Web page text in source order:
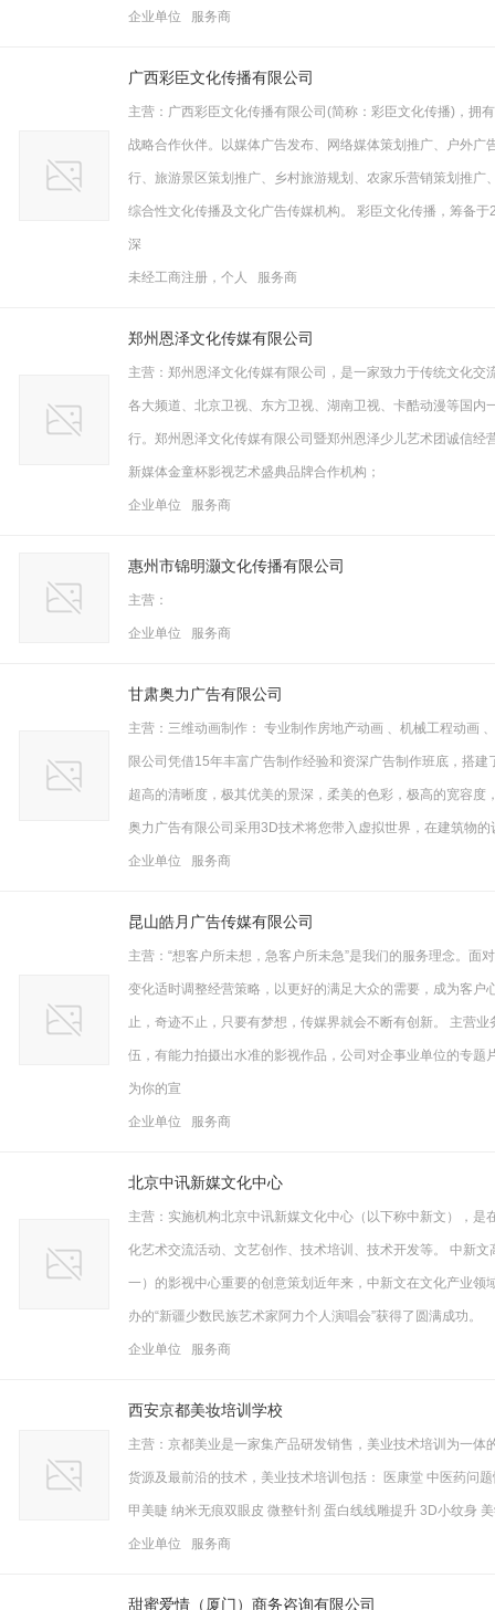
企业单位 服务商
广西彩臣文化传播有限公司
主营：广西彩臣文化传播有限公司(简称：彩臣文化传播)，拥
战略合作伙伴。以媒体广告发布、网络媒体策划推广、户外
行、旅游景区策划推广、乡村旅游规划、农家乐营销策划推
综合性文化传播及文化广告传媒机构。 彩臣文化传播，筹备
深
未经工商注册，个人 服务商
郑州恩泽文化传媒有限公司
主营：郑州恩泽文化传媒有限公司，是一家致力于传统文化
各大频道、北京卫视、东方卫视、湖南卫视、卡酷动漫等国
行。郑州恩泽文化传媒有限公司暨郑州恩泽少儿艺术团诚信
新媒体金童杯影视艺术盛典品牌合作机构；
企业单位 服务商
惠州市锦明灏文化传播有限公司
主营：
企业单位 服务商
甘肃奥力广告有限公司
主营：三维动画制作： 专业制作房地产动画 、机械工程动画
限公司凭借15年丰富广告制作经验和资深广告制作班底，搭
超高的清晰度，极其优美的景深，柔美的色彩，极高的宽容
奥力广告有限公司采用3D技术将您带入虚拟世界，在建筑物
企业单位 服务商
昆山皓月广告传媒有限公司
主营：“想客户所未想，急客户所未急”是我们的服务理念。
变化适时调整经营策略，以更好的满足大众的需要，成为客
止，奇迹不止，只要有梦想，传媒界就会不断有创新。 主营
伍，有能力拍摄出水准的影视作品，公司对企事业单位的专
为你的宣
企业单位 服务商
北京中讯新媒文化中心
主营：实施机构北京中讯新媒文化中心（以下称中新文），
化艺术交流活动、文艺创作、技术培训、技术开发等。 中新
一）的影视中心重要的创意策划近年来，中新文在文化产业
办的“新疆少数民族艺术家阿力个人演唱会”获得了圆满成功。
企业单位 服务商
西安京都美妆培训学校
主营：京都美业是一家集产品研发销售，美业技术培训为一
货源及最前沿的技术，美业技术培训包括： 医康堂 中医药问
甲美睫 纳米无痕双眼皮 微整针剂 蛋白线线雕提升 3D小纹身
企业单位 服务商
甜蜜爱情（厦门）商务咨询有限公司